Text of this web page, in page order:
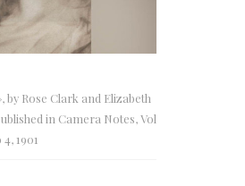
by Rose Clark and Elizabeth
in Camera Notes, Vol
1901